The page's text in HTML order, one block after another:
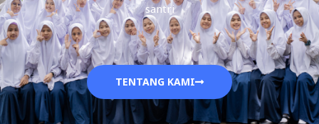
santri
TENTANG KAMI